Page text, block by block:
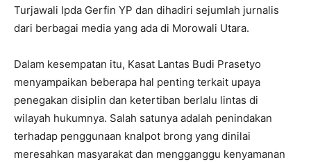
Turjawali Ipda Gerfin YP dan dihadiri sejumlah jurnalis
dari berbagai media yang ada di Morowali Utara.
Dalam kesempatan itu, Kasat Lantas Budi Prasetyo
menyampaikan beberapa hal penting terkait upaya
penegakan disiplin dan ketertiban berlalu lintas di
wilayah hukumnya. Salah satunya adalah penindakan
terhadap penggunaan knalpot brong yang dinilai
meresahkan masyarakat dan mengganggu kenyamanan